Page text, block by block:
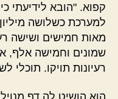
קפוא. "הובא לידיעתי
למערכת כשלושה
מאות חמישים ושישה
שמונים וחמישה אלף,
רעיונות תויקו. תוכלי
הוא הושיט לה דף